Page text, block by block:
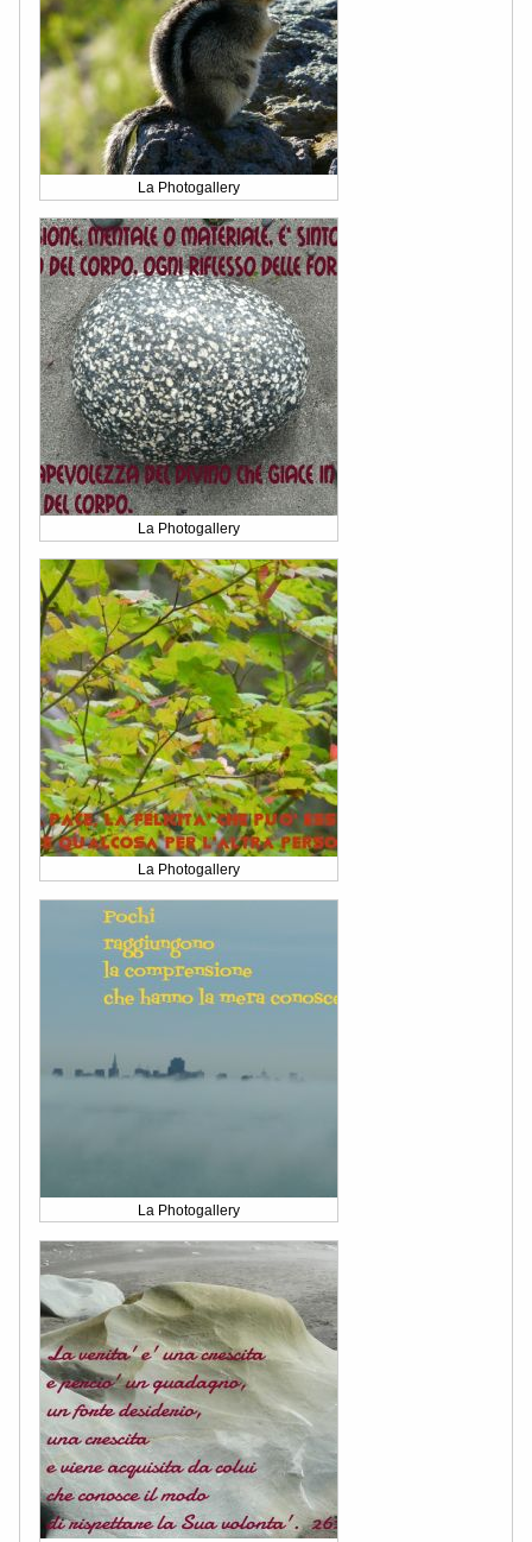
La Photogallery
La Photogallery
La Photogallery
La Photogallery